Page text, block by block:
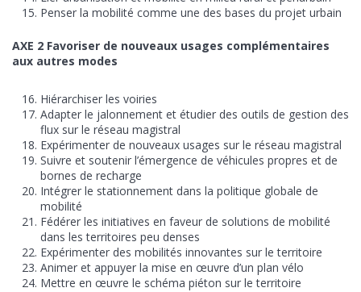
Penser la mobilité comme une des bases du projet urbain
AXE 2 Favoriser de nouveaux usages complémentaires
aux autres modes
Hiérarchiser les voiries
Adapter le jalonnement et étudier des outils de gestion des
flux sur le réseau magistral
Expérimenter de nouveaux usages sur le réseau magistral
Suivre et soutenir l’émergence de véhicules propres et de
bornes de recharge
Intégrer le stationnement dans la politique globale de
mobilité
Fédérer les initiatives en faveur de solutions de mobilité
dans les territoires peu denses
Expérimenter des mobilités innovantes sur le territoire
Animer et appuyer la mise en œuvre d’un plan vélo
Mettre en œuvre le schéma piéton sur le territoire